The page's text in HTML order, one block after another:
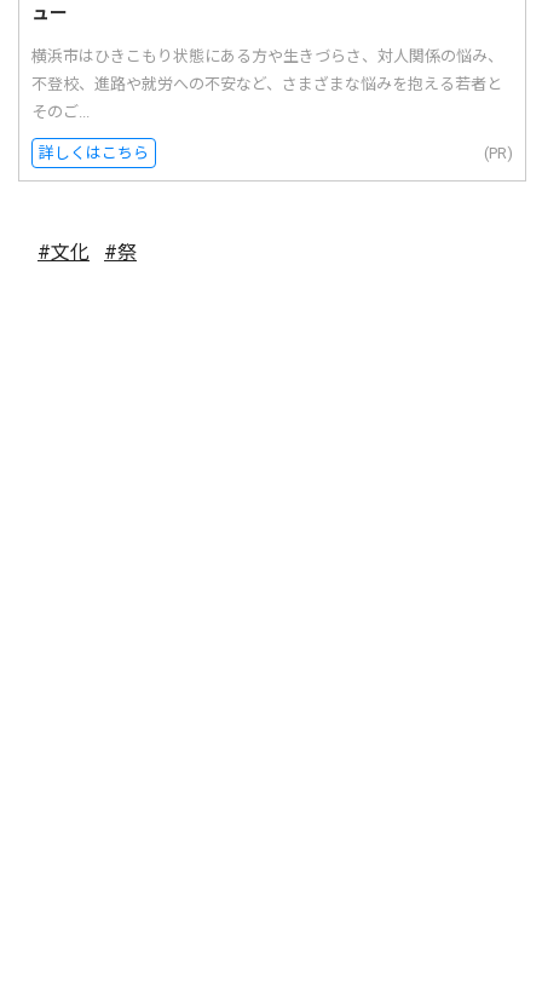
ュー
横浜市はひきこもり状態にある方や生きづらさ、対人関係の悩み、
不登校、進路や就労への不安など、さまざまな悩みを抱える若者と
そのご...
詳しくはこちら (PR)
#文化 #祭